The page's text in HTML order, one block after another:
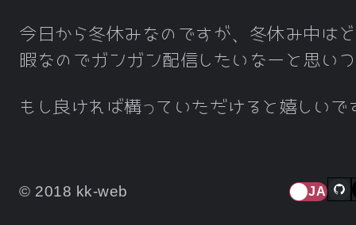
今日から冬休みなのですが、冬休み中は
暇なのでガンガン配信したいなーと思い
もし良ければ構っていただけると嬉しいで
© 2018 kk-web JA